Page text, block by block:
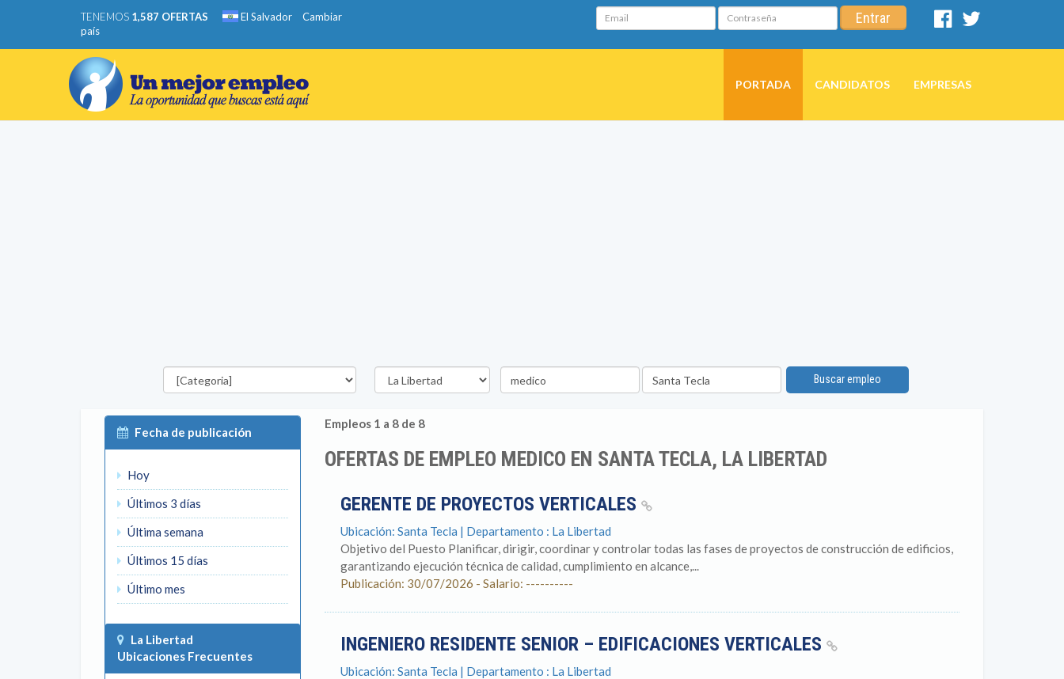
TENEMOS 1,587 OFERTAS El Salvador
Cambiar
país
Email Contraseña Entrar
Facebook
PORTADA CANDIDATOS EMPRESAS
Categorías Departamento
Palabra
clave
Ubicación
Buscar empleo
Fecha de publicación
Hoy
Últimos 3 días
Última semana
Últimos 15 días
Último mes
La Libertad
Ubicaciones Frecuentes
Empleos 1 a 8 de 8
OFERTAS DE EMPLEO MEDICO EN SANTA TECLA, LA LIBERTAD
GERENTE DE PROYECTOS VERTICALES
Ubicación: Santa Tecla | Departamento : La Libertad
Objetivo del Puesto Planificar, dirigir, coordinar y controlar todas las fases de proyectos de construcción de edificios,
garantizando ejecución técnica de calidad, cumplimiento en alcance,...
Publicación: 30/07/2026 - Salario: ----------
INGENIERO RESIDENTE SENIOR – EDIFICACIONES VERTICALES
Ubicación: Santa Tecla | Departamento : La Libertad